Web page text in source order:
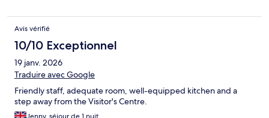
Avis vérifié
10/10 Exceptionnel
19 janv. 2026
Traduire avec Google
Friendly staff, adequate room, well-equipped kitchen and a
step away from the Visitor's Centre.